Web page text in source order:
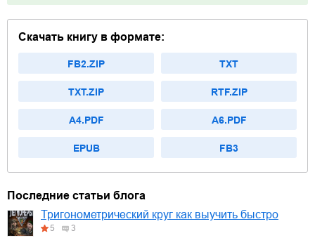
Скачать книгу в формате:
FB2.ZIP TXT
TXT.ZIP RTF.ZIP
A4.PDF A6.PDF
EPUB FB3
Последние статьи блога
Тригонометрический круг как выучить быстро
5 3